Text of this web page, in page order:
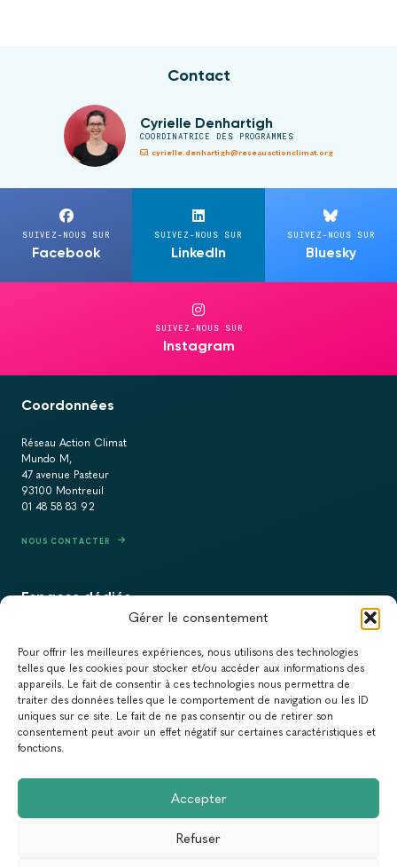
Gérer le consentement
Pour offrir les meilleures expériences, nous utilisons des technologies
telles que les cookies pour stocker et/ou accéder aux informations des
appareils. Le fait de consentir à ces technologies nous permettra de
traiter des données telles que le comportement de navigation ou les ID
uniques sur ce site. Le fait de ne pas consentir ou de retirer son
consentement peut avoir un effet négatif sur certaines caractéristiques et
fonctions.
Accepter
Refuser
Contact
Cyrielle Denhartigh
COORDINATRICE DES PROGRAMMES
cyrielle.denhartigh@reseauactionclimat.org
SUIVEZ-NOUS SUR
Facebook
SUIVEZ-NOUS SUR
LinkedIn
SUIVEZ-NOUS SUR
Bluesky
SUIVEZ-NOUS SUR
Instagram
Coordonnées
Réseau Action Climat
Mundo M,
47 avenue Pasteur
93100 Montreuil
01 48 58 83 92
NOUS CONTACTER
Espaces dédiés
RECRUTEMENT
ACTUALITÉS
NEWSLETTER
Newsletter
Abonnez-vous à la newsletter du Réseau Action Climat.